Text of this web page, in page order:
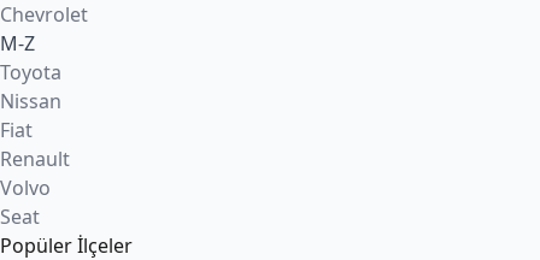
Chevrolet
M-Z
Toyota
Nissan
Fiat
Renault
Volvo
Seat
Popüler İlçeler